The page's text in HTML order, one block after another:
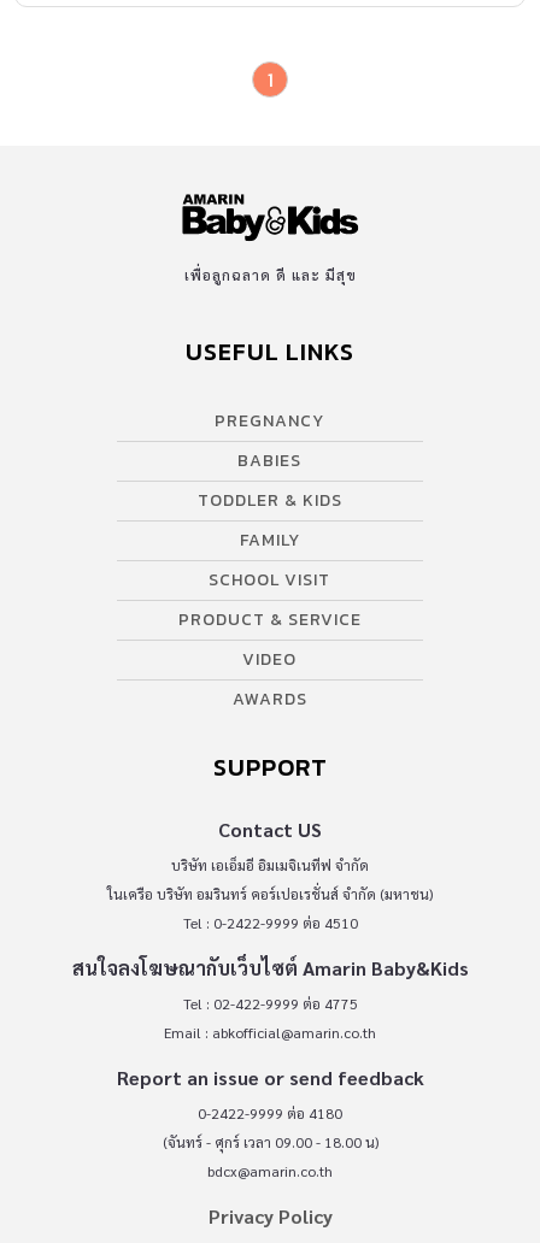
1
เพื่อลูกฉลาด ดี และ มีสุข
USEFUL LINKS
PREGNANCY
BABIES
TODDLER & KIDS
FAMILY
SCHOOL VISIT
PRODUCT & SERVICE
VIDEO
AWARDS
SUPPORT
Contact US
บริษัท เอเอ็มอี อิมเมจิเนทีฟ จำกัด
ในเครือ บริษัท อมรินทร์ คอร์เปอเรชั่นส์ จำกัด (มหาชน)
Tel : 0-2422-9999 ต่อ 4510
สนใจลงโฆษณากับเว็บไซต์ Amarin Baby&Kids
Tel : 02-422-9999 ต่อ 4775
Email : abkofficial@amarin.co.th
Report an issue or send feedback
0-2422-9999 ต่อ 4180
(จันทร์ - ศุกร์ เวลา 09.00 - 18.00 น)
bdcx@amarin.co.th
Privacy Policy